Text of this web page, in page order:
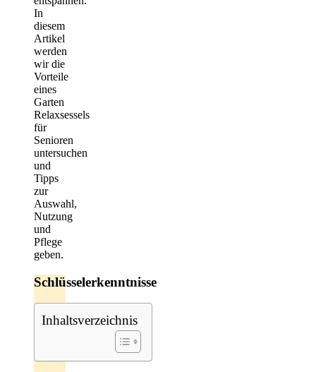
In
diesem
Artikel
werden
wir die
Vorteile
eines
Garten
Relaxsessels
für
Senioren
untersuchen
und
Tipps
zur
Auswahl,
Nutzung
und
Pflege
geben.
Schlüsselerkenntnisse
Inhaltsverzeichnis